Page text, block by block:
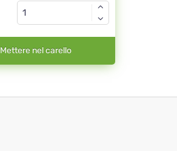
Mettere nel carello